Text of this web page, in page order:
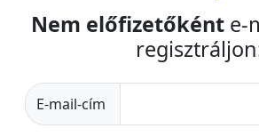
Nem előfizetőként e-
E-mail-cím